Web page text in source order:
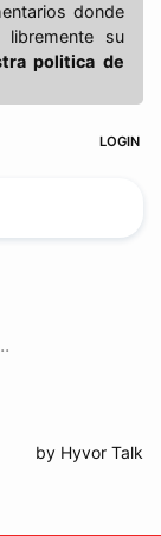
donde
libremente su
politica de